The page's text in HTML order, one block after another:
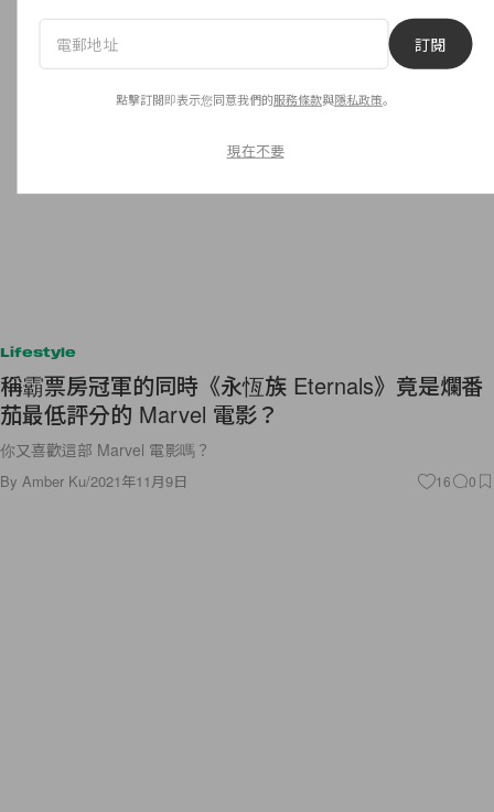
Lifestyle
稱霸票房冠軍的同時《永恆族 Eternals》竟是爛番
茄最低評分的 Marvel 電影？
你又喜歡這部 Marvel 電影嗎？
By Amber Ku/2021年11月9日 16 0
訂閱
點擊訂閱即表示您同意我們的服務條款與隱私政策。
現在不要